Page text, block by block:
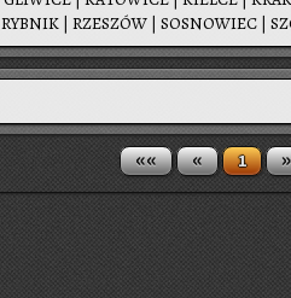
RYB­NIK | RZE­SZÓW | SO­SNO­WIEC |
«« « 1 »